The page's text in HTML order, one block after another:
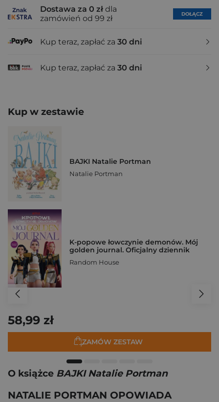
Dostawa za 0 zł dla
zamówień od 99 zł
DOŁĄCZ
Kup teraz, zapłać za 30 dni
Kup teraz, zapłać za 30 dni
Kup w zestawie
BAJKI Natalie Portman
Natalie Portman
K-popowe łowczynie demonów. Mój
golden journal. Oficjalny dziennik
Random House
58,99 zł
ZAMÓW ZESTAW
O książce BAJKI Natalie Portman
NATALIE PORTMAN OPOWIADA